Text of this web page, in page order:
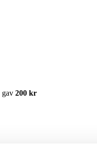
gav 200 kr